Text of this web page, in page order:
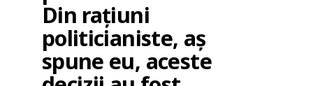
Din rațiuni
politicianiste, aș
spune eu, aceste